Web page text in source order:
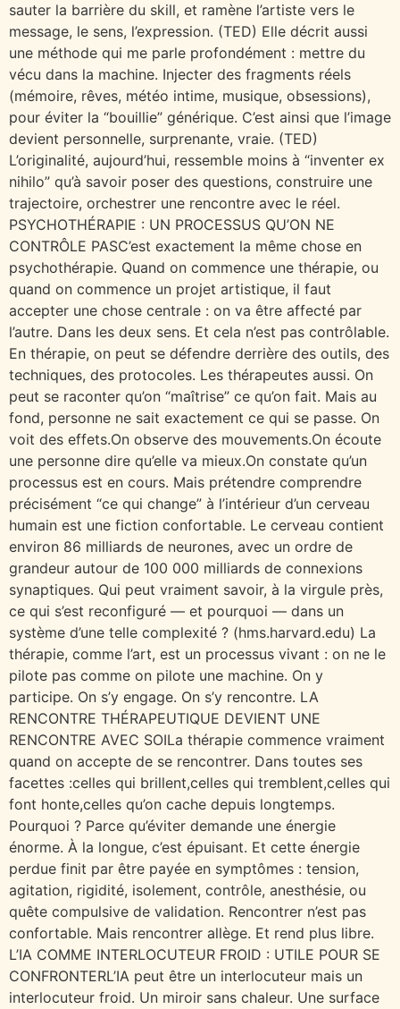
sauter la barrière du skill, et ramène l’artiste vers le
message, le sens, l’expression. (TED) Elle décrit aussi
une méthode qui me parle profondément : mettre du
vécu dans la machine. Injecter des fragments réels
(mémoire, rêves, météo intime, musique, obsessions),
pour éviter la “bouillie” générique. C’est ainsi que l’image
devient personnelle, surprenante, vraie. (TED)
L’originalité, aujourd’hui, ressemble moins à “inventer ex
nihilo” qu’à savoir poser des questions, construire une
trajectoire, orchestrer une rencontre avec le réel.
PSYCHOTHÉRAPIE : UN PROCESSUS QU’ON NE
CONTRÔLE PASC’est exactement la même chose en
psychothérapie. Quand on commence une thérapie, ou
quand on commence un projet artistique, il faut
accepter une chose centrale : on va être affecté par
l’autre. Dans les deux sens. Et cela n’est pas contrôlable.
En thérapie, on peut se défendre derrière des outils, des
techniques, des protocoles. Les thérapeutes aussi. On
peut se raconter qu’on “maîtrise” ce qu’on fait. Mais au
fond, personne ne sait exactement ce qui se passe. On
voit des effets.On observe des mouvements.On écoute
une personne dire qu’elle va mieux.On constate qu’un
processus est en cours. Mais prétendre comprendre
précisément “ce qui change” à l’intérieur d’un cerveau
humain est une fiction confortable. Le cerveau contient
environ 86 milliards de neurones, avec un ordre de
grandeur autour de 100 000 milliards de connexions
synaptiques. Qui peut vraiment savoir, à la virgule près,
ce qui s’est reconfiguré — et pourquoi — dans un
système d’une telle complexité ? (hms.harvard.edu) La
thérapie, comme l’art, est un processus vivant : on ne le
pilote pas comme on pilote une machine. On y
participe. On s’y engage. On s’y rencontre. LA
RENCONTRE THÉRAPEUTIQUE DEVIENT UNE
RENCONTRE AVEC SOILa thérapie commence vraiment
quand on accepte de se rencontrer. Dans toutes ses
facettes :celles qui brillent,celles qui tremblent,celles qui
font honte,celles qu’on cache depuis longtemps.
Pourquoi ? Parce qu’éviter demande une énergie
énorme. À la longue, c’est épuisant. Et cette énergie
perdue finit par être payée en symptômes : tension,
agitation, rigidité, isolement, contrôle, anesthésie, ou
quête compulsive de validation. Rencontrer n’est pas
confortable. Mais rencontrer allège. Et rend plus libre.
L’IA COMME INTERLOCUTEUR FROID : UTILE POUR SE
CONFRONTERL’IA peut être un interlocuteur mais un
interlocuteur froid. Un miroir sans chaleur. Une surface